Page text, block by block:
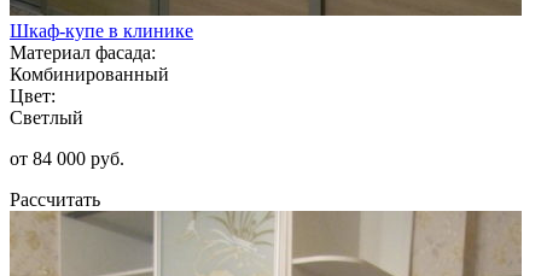
Шкаф-купе в клинике
Материал фасада:
Комбинированный
Цвет:
Светлый
от 84 000 руб.
Рассчитать